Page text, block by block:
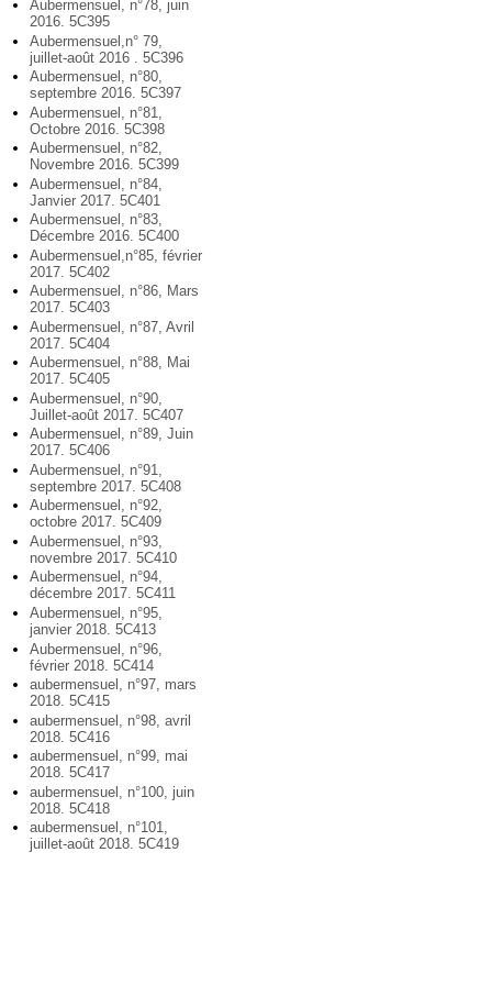
Aubermensuel, n°78, juin
2016. 5C395
Aubermensuel,n° 79,
juillet-août 2016 . 5C396
Aubermensuel, n°80,
septembre 2016. 5C397
Aubermensuel, n°81,
Octobre 2016. 5C398
Aubermensuel, n°82,
Novembre 2016. 5C399
Aubermensuel, n°84,
Janvier 2017. 5C401
Aubermensuel, n°83,
Décembre 2016. 5C400
Aubermensuel,n°85, février
2017. 5C402
Aubermensuel, n°86, Mars
2017. 5C403
Aubermensuel, n°87, Avril
2017. 5C404
Aubermensuel, n°88, Mai
2017. 5C405
Aubermensuel, n°90,
Juillet-août 2017. 5C407
Aubermensuel, n°89, Juin
2017. 5C406
Aubermensuel, n°91,
septembre 2017. 5C408
Aubermensuel, n°92,
octobre 2017. 5C409
Aubermensuel, n°93,
novembre 2017. 5C410
Aubermensuel, n°94,
décembre 2017. 5C411
Aubermensuel, n°95,
janvier 2018. 5C413
Aubermensuel, n°96,
février 2018. 5C414
aubermensuel, n°97, mars
2018. 5C415
aubermensuel, n°98, avril
2018. 5C416
aubermensuel, n°99, mai
2018. 5C417
aubermensuel, n°100, juin
2018. 5C418
aubermensuel, n°101,
juillet-août 2018. 5C419